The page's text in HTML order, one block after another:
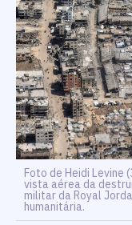
Foto de Heidi Levine
vista aérea da
militar da Royal
humanitária.